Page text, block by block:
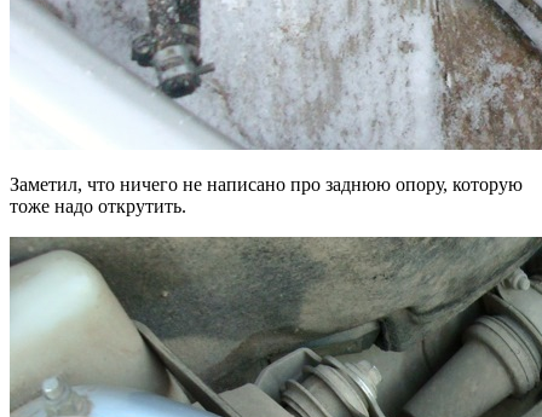
Заметил, что ничего не написано про заднюю опору, которую
тоже надо открутить.